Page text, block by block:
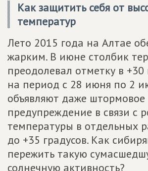
Как защитить себя от
температур
Лето 2015 года на Алтае
жарким. В июне столбик
преодолевал отметку в +30
на период с 28 июня по 2
объявляют даже штормовое
предупреждение в связи с
температуры в отдельных
до +35 градусов. Как
пережить такую
солнечную активность?